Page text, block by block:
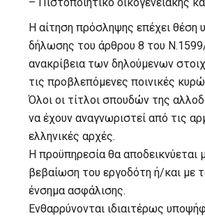
Η αίτηση πρόσληψης επέχει θέση
δήλωσης του άρθρου 8 του
ανακρίβεια των δηλούμενων
τις προβλεπόμενες ποινικές
Όλοι οι τίτλοι σπουδών της
να έχουν αναγνωριστεί από τις
ελληνικές αρχές.
Η προϋπηρεσία θα αποδεικνύεται
βεβαίωση του εργοδότη ή/και με
ένσημα ασφάλισης.
Ενθαρρύνονται ιδιαιτέρως